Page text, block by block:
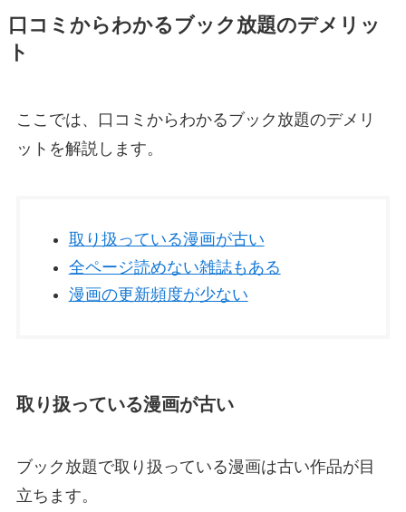
口コミからわかるブック放題のデメリッ
ト
ここでは、口コミからわかるブック放題のデメリ
ットを解説します。
取り扱っている漫画が古い
全ページ読めない雑誌もある
漫画の更新頻度が少ない
取り扱っている漫画が古い
ブック放題で取り扱っている漫画は古い作品が目
立ちます。